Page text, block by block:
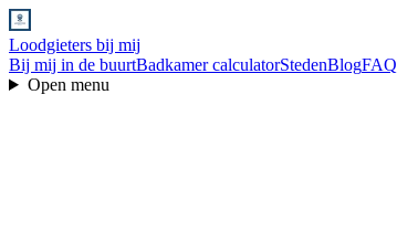
Loodgieters bij mij
Bij mij in de buurtBadkamer calculatorStedenBlogFAQ
Open menu